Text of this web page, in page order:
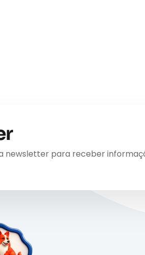
newsletter para receber